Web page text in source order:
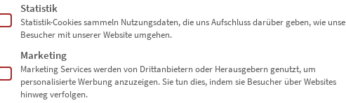
Statistik
Statistik-Cookies sammeln Nutzungsdaten, die uns Aufschluss darüber geben, wie
Besucher mit unserer Website umgehen.
Marketing
Marketing Services werden von Drittanbietern oder Herausgebern genutzt, um
personalisierte Werbung anzuzeigen. Sie tun dies, indem sie Besucher über Websites
hinweg verfolgen.